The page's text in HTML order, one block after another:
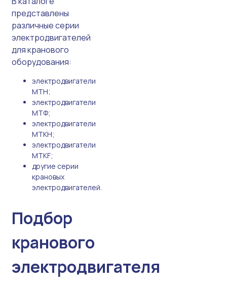
представлены
различные серии
электродвигателей
для кранового
оборудования:
электродвигатели
МТН;
электродвигатели
МТФ;
электродвигатели
MTKH;
электродвигатели
MTKF;
другие серии
крановых
электродвигателей.
Подбор
кранового
электродвигателя